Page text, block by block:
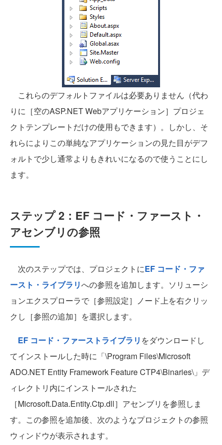
これらのデフォルトファイルは必要ありません（代わ
りに［空のASP.NET Webアプリケーション］プロジェ
クトテンプレートだけの使用もできます）。しかし、そ
れらによりこの単純なアプリケーションの見た目がデフ
ォルトで少し通常よりもきれいになるので使うことにし
ます。
ステップ 2：EF コード・ファースト・
アセンブリの参照
次のステップでは、プロジェクトにEF コード・ファ
ースト・ライブラリへの参照を追加します。ソリューシ
ョンエクスプローラで［参照設定］ノード上を右クリッ
クし［参照の追加］を選択します。
EF コード・ファーストライブラリ をダウンロードし
てインストールした時に「\Program Files\Microsoft
ADO.NET Entity Framework Feature CTP4\Binaries\」デ
ィレクトリ内にインストールされた
［Microsoft.Data.Entity.Ctp.dll］アセンブリを参照しま
す。この参照を追加後、次のようなプロジェクトの参照
ウィンドウが表示されます。